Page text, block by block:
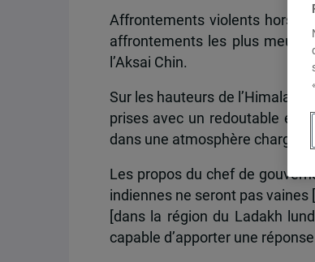
Affrontements violents hors
affrontements les plus
l’Aksai Chin.
Sur les hauteurs de
prises avec un redoutable
dans une atmosphère chargée
Les propos du chef de
indiennes ne seront pas
[dans la région du Ladakh
capable d’apporter une